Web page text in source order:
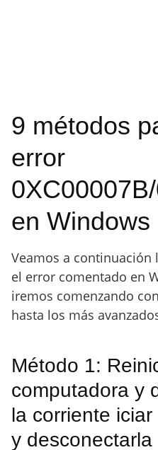
9 métodos
error
en Windows
Veamos a continuación
el error comentado en
iremos comenzando
hasta los más
Método 1:
computadora y
la corriente
y desconectarla